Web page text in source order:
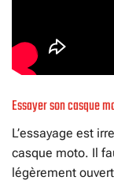
Essayer son casque
L’essayage est
casque moto. Il
légèrement